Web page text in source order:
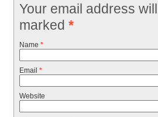
Your email address
marked *
Name *
Email *
Website